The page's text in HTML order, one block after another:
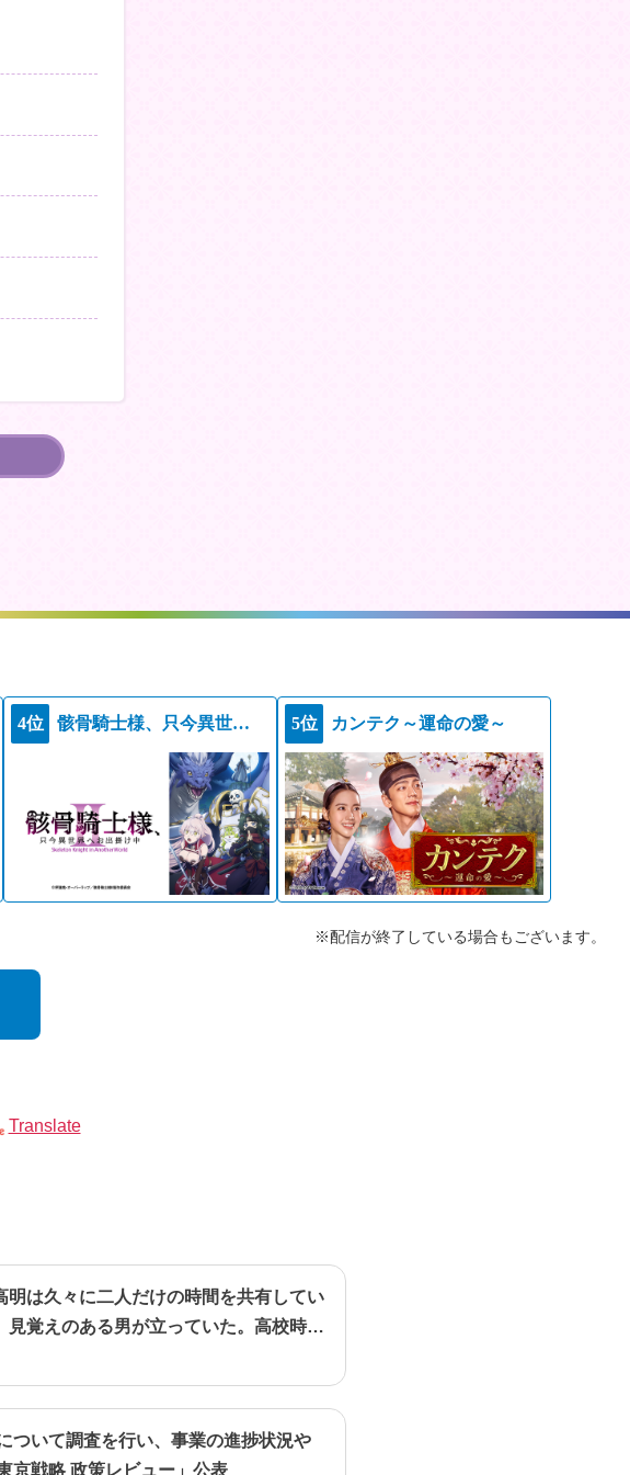
4位 骸骨騎士様、只今異世界へお出掛け中ＩＩ 5位 カンテク～運命の愛～
※配信が終了している場合もございます。
Translate
明は久々に二人だけの時間を共有してい
覚えのある男が立っていた。高校時代
ついて調査を行い、事業の進捗状況や
京戦略 政策レビュー」公表